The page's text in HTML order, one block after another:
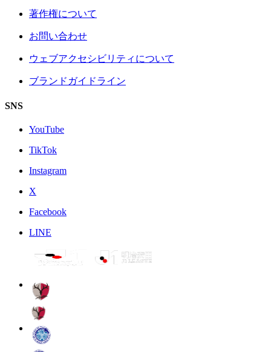
著作権について
お問い合わせ
ウェブアクセシビリティについて
ブランドガイドライン
SNS
YouTube
TikTok
Instagram
X
Facebook
LINE